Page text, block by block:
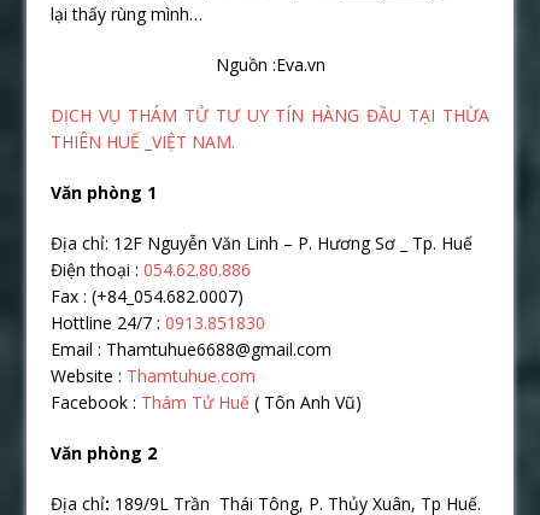
lại thấy rùng mình…
Nguồn :Eva.vn
DỊCH VỤ THÁM TỬ TƯ UY TÍN HÀNG ĐẦU TẠI THỪA
THIÊN HUẾ _VIỆT NAM.
Văn phòng 1
Địa chỉ: 12F Nguyễn Văn Linh – P. Hương Sơ _ Tp. Huế
Điện thoại :054.62.80.886
Fax : (+84_054.682.0007)
Hottline 24/7 :0913.851830
Email : Thamtuhue6688@gmail.com
Website : Thamtuhue.com
Facebook : Thám Tử Huế( Tôn Anh Vũ)
Văn phòng 2
Địa chỉ: 189/9L Trần Thái Tông, P. Thủy Xuân, Tp Huế.